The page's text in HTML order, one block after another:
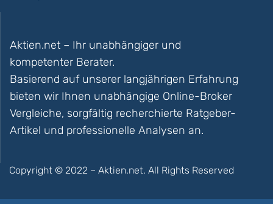
Aktien.net – Ihr unabhängiger und
kompetenter Berater.
Basierend auf unserer langjährigen Erfahrung
bieten wir Ihnen unabhängige Online-Broker
Vergleiche, sorgfältig recherchierte Ratgeber-
Artikel und professionelle Analysen an.
Copyright © 2022 – Aktien.net. All Rights Reserved